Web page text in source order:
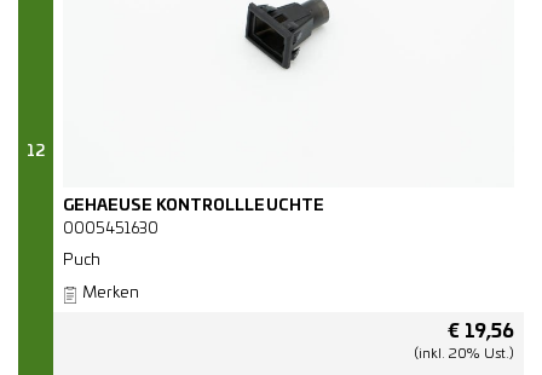
12
GEHAEUSE KONTROLLLEUCHTE
0005451630
Puch
Merken
€ 19,56
(inkl. 20% Ust.)